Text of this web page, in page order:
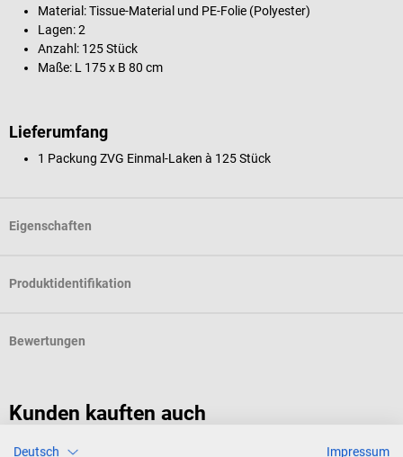
Material: Tissue-Material und PE-Folie (Polyester)
Lagen: 2
Anzahl: 125 Stück
Maße: L 175 x B 80 cm
Lieferumfang
1 Packung ZVG Einmal-Laken à 125 Stück
Eigenschaften
Produktidentifikation
Bewertungen
Kunden kauften auch
Deutsch
Impressum